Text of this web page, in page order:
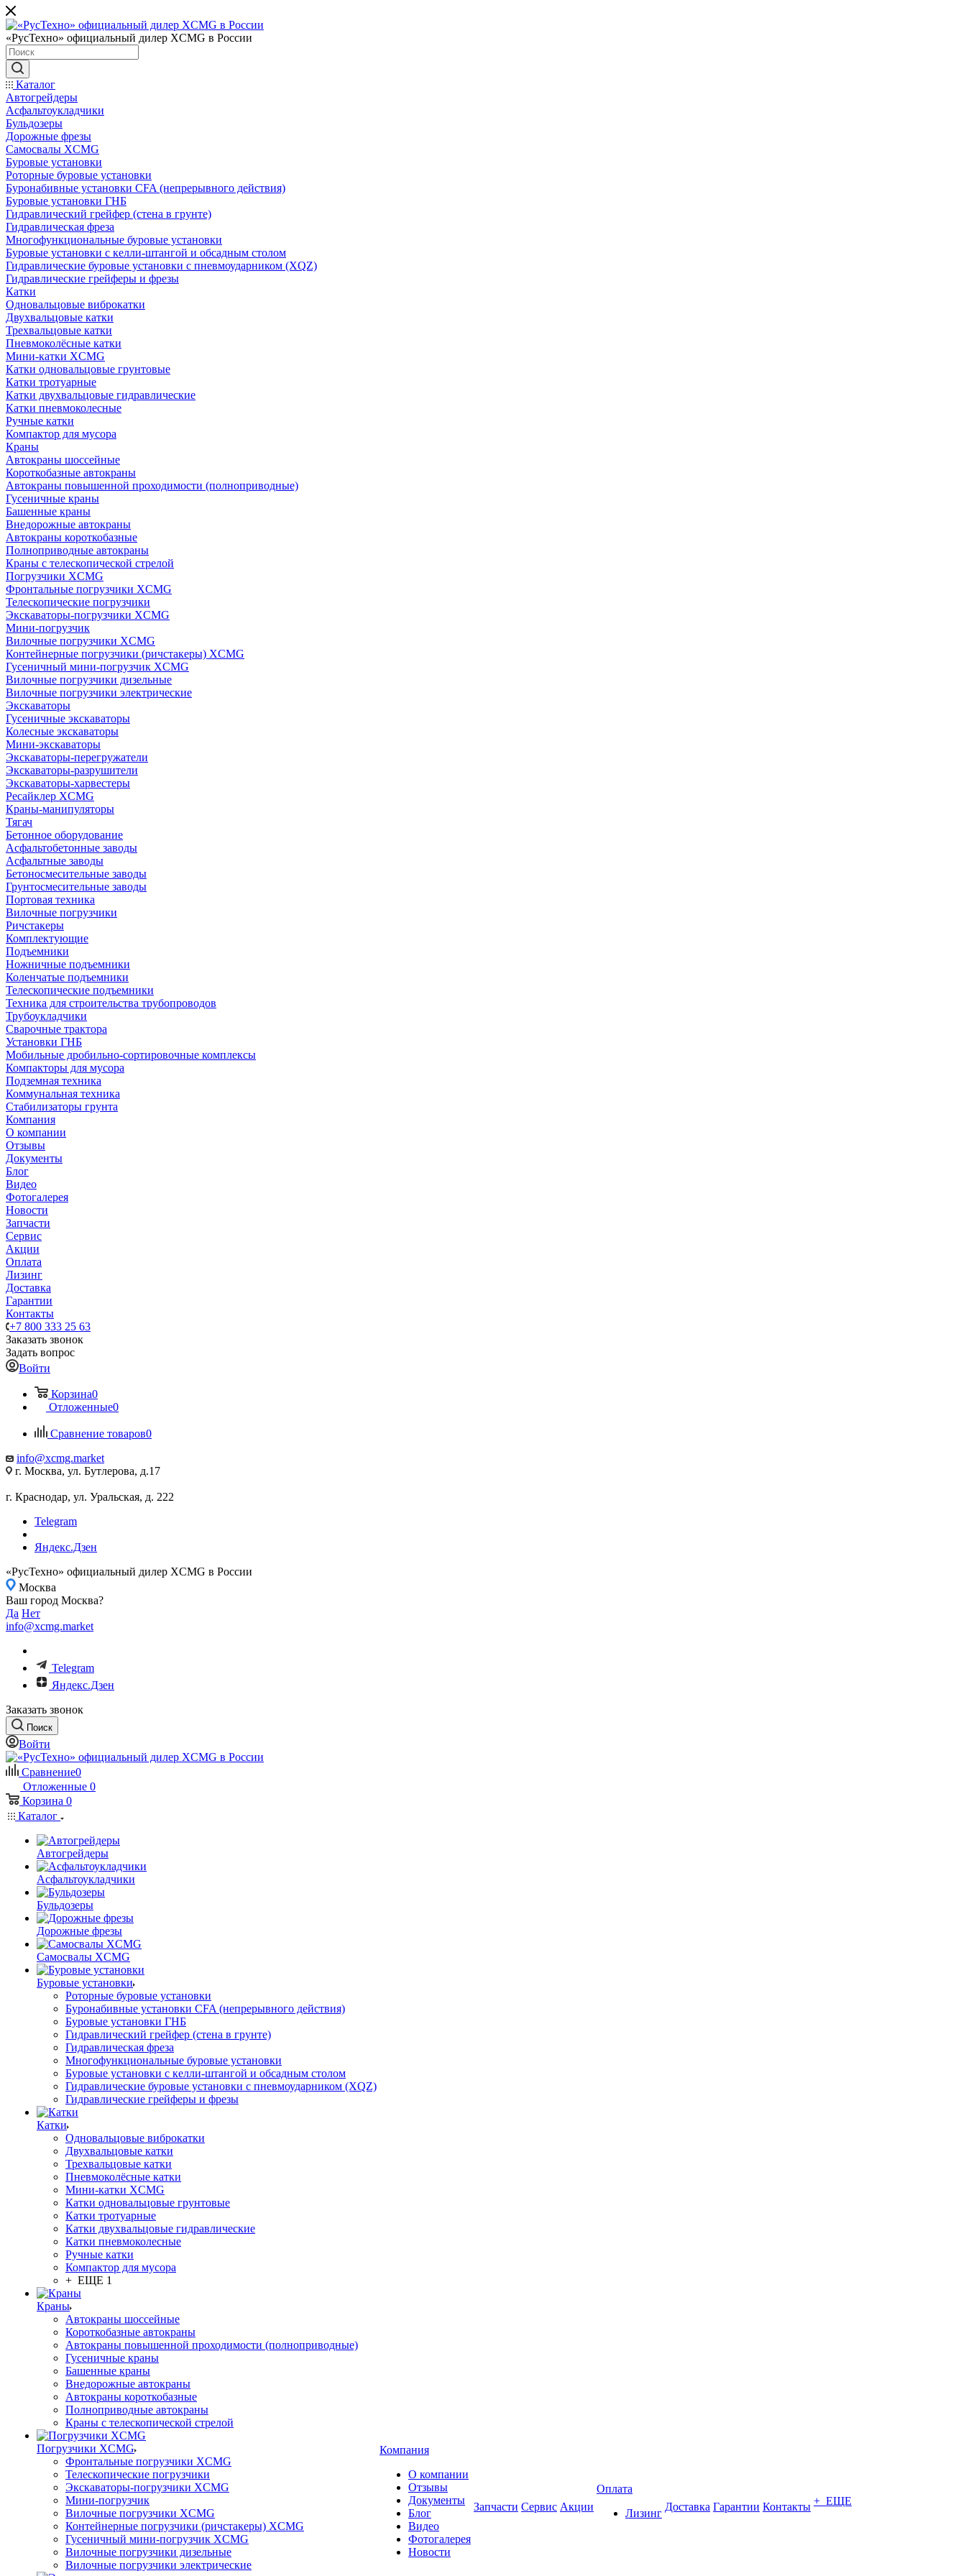
«РусТехно» официальный дилер XCMG в России
Каталог
Автогрейдеры
Асфальтоукладчики
Бульдозеры
Дорожные фрезы
Самосвалы XCMG
Буровые установки
Роторные буровые установки
Буронабивные установки CFA (непрерывного действия)
Буровые установки ГНБ
Гидравлический грейфер (стена в грунте)
Гидравлическая фреза
Многофункциональные буровые установки
Буровые установки с келли-штангой и обсадным столом
Гидравлические буровые установки с пневмоударником (XQZ)
Гидравлические грейферы и фрезы
Катки
Одновальцовые виброкатки
Двухвальцовые катки
Трехвальцовые катки
Пневмоколёсные катки
Мини-катки XCMG
Катки одновальцовые грунтовые
Катки тротуарные
Катки двухвальцовые гидравлические
Катки пневмоколесные
Ручные катки
Компактор для мусора
Краны
Автокраны шоссейные
Короткобазные автокраны
Автокраны повышенной проходимости (полноприводные)
Гусеничные краны
Башенные краны
Внедорожные автокраны
Автокраны короткобазные
Полноприводные автокраны
Краны с телескопической стрелой
Погрузчики XCMG
Фронтальные погрузчики XCMG
Телескопические погрузчики
Экскаваторы-погрузчики XCMG
Мини-погрузчик
Вилочные погрузчики XCMG
Контейнерные погрузчики (ричстакеры) XCMG
Гусеничный мини-погрузчик XCMG
Вилочные погрузчики дизельные
Вилочные погрузчики электрические
Экскаваторы
Гусеничные экскаваторы
Колесные экскаваторы
Мини-экскаваторы
Экскаваторы-перегружатели
Экскаваторы-разрушители
Экскаваторы-харвестеры
Ресайклер XCMG
Краны-манипуляторы
Тягач
Бетонное оборудование
Асфальтобетонные заводы
Асфальтные заводы
Бетоносмесительные заводы
Грунтосмесительные заводы
Портовая техника
Вилочные погрузчики
Ричстакеры
Комплектующие
Подъемники
Ножничные подъемники
Коленчатые подъемники
Телескопические подъемники
Техника для строительства трубопроводов
Трубоукладчики
Сварочные трактора
Установки ГНБ
Мобильные дробильно-сортировочные комплексы
Компакторы для мусора
Подземная техника
Коммунальная техника
Стабилизаторы грунта
Компания
О компании
Отзывы
Документы
Блог
Видео
Фотогалерея
Новости
Запчасти
Сервис
Акции
Оплата
Лизинг
Доставка
Гарантии
Контакты
+7 800 333 25 63
Заказать звонок
Задать вопрос
Войти
Корзина0
Отложенные0
Сравнение товаров0
info@xcmg.market
г. Москва, ул. Бутлерова, д.17
г. Краснодар, ул. Уральская, д. 222
Telegram
Яндекс.Дзен
«РусТехно» официальный дилер XCMG в России
Москва
Ваш город Москва?
Да Нет
info@xcmg.market
Telegram
Яндекс.Дзен
Заказать звонок
Поиск
Войти
Сравнение0
Отложенные 0
Корзина 0
Каталог
Автогрейдеры
Асфальтоукладчики
Бульдозеры
Дорожные фрезы
Самосвалы XCMG
Буровые установки
Роторные буровые установки
Буронабивные установки CFA (непрерывного действия)
Буровые установки ГНБ
Гидравлический грейфер (стена в грунте)
Гидравлическая фреза
Многофункциональные буровые установки
Буровые установки с келли-штангой и обсадным столом
Гидравлические буровые установки с пневмоударником (XQZ)
Гидравлические грейферы и фрезы
Катки
Одновальцовые виброкатки
Двухвальцовые катки
Трехвальцовые катки
Пневмоколёсные катки
Мини-катки XCMG
Катки одновальцовые грунтовые
Катки тротуарные
Катки двухвальцовые гидравлические
Катки пневмоколесные
Ручные катки
Компактор для мусора
+ ЕЩЕ 1
Краны
Автокраны шоссейные
Короткобазные автокраны
Автокраны повышенной проходимости (полноприводные)
Гусеничные краны
Башенные краны
Внедорожные автокраны
Автокраны короткобазные
Полноприводные автокраны
Краны с телескопической стрелой
Погрузчики XCMG
Фронтальные погрузчики XCMG
Телескопические погрузчики
Экскаваторы-погрузчики XCMG
Мини-погрузчик
Вилочные погрузчики XCMG
Контейнерные погрузчики (ричстакеры) XCMG
Гусеничный мини-погрузчик XCMG
Вилочные погрузчики дизельные
Вилочные погрузчики электрические
Компания
О компании
Отзывы
Документы
Блог
Видео
Фотогалерея
Новости
Запчасти Сервис Акции
Оплата
Лизинг
Доставка Гарантии Контакты + ЕЩЕ